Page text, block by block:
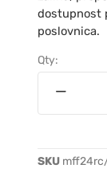
dostupnost
poslovnica.
Qty:
SKU